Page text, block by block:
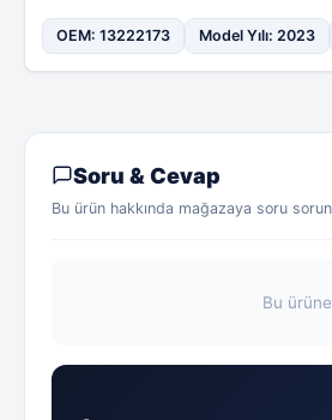
OEM: 13222173 Model Yılı: 2023
Soru & Cevap
Bu ürün hakkında mağazaya soru
Bu